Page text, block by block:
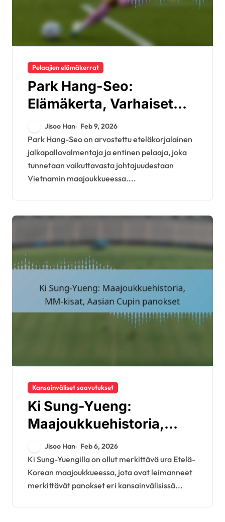
Pelaajien elämäkerrat
Park Hang-Seo:
Elämäkerta, Varhaiset
vaikutteet, Perhehistoria
Jisoo Han Feb 9, 2026
Park Hang-Seo on arvostettu eteläkorjalainen
jalkapallovalmentaja ja entinen pelaaja, joka
tunnetaan vaikuttavasta johtajuudestaan
Vietnamin maajoukkueessa....
Kansainväliset saavutukset
Ki Sung-Yueng:
Maajoukkuehistoria,
MM-kisat, Aasian Cupin
panokset
Jisoo Han Feb 6, 2026
Ki Sung-Yuengilla on ollut merkittävä ura Etelä-
Korean maajoukkueessa, jota ovat leimanneet
merkittävät panokset eri kansainvälisissä...